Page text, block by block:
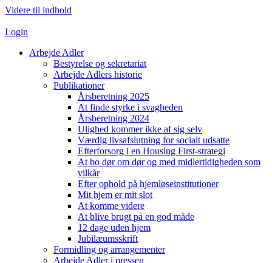
Videre til indhold
Login
Arbejde Adler
Bestyrelse og sekretariat
Arbejde Adlers historie
Publikationer
Årsberetning 2025
At finde styrke i svagheden
Årsberetning 2024
Ulighed kommer ikke af sig selv
Værdig livsafslutning for socialt udsatte
Efterforsorg i en Housing First-strategi
At bo dør om dør og med midlertidigheden som
vilkår
Efter ophold på hjemløseinstitutioner
Mit hjem er mit slot
At komme videre
At blive brugt på en god måde
12 dage uden hjem
Jubilæumsskrift
Formidling og arrangementer
Arbejde Adler i pressen